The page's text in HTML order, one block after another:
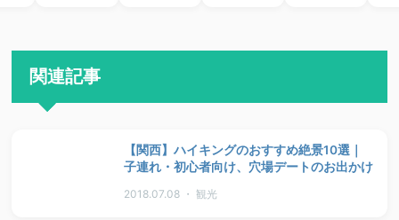
関連記事
【関西】ハイキングのおすすめ絶景10選｜
子連れ・初心者向け、穴場デートのお出かけ
2018.07.08 ・ 観光